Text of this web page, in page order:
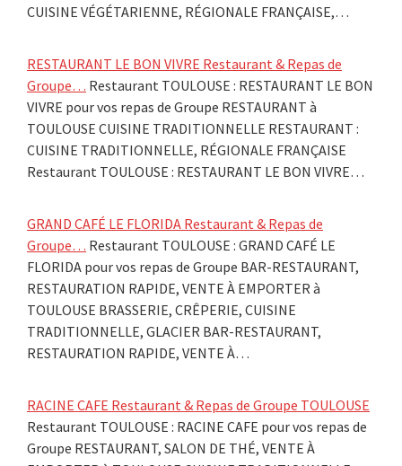
CUISINE VÉGÉTARIENNE, RÉGIONALE FRANÇAISE,…
RESTAURANT LE BON VIVRE Restaurant & Repas de
Groupe… Restaurant TOULOUSE : RESTAURANT LE BON
VIVRE pour vos repas de Groupe RESTAURANT à
TOULOUSE CUISINE TRADITIONNELLE RESTAURANT :
CUISINE TRADITIONNELLE, RÉGIONALE FRANÇAISE
Restaurant TOULOUSE : RESTAURANT LE BON VIVRE…
GRAND CAFÉ LE FLORIDA Restaurant & Repas de
Groupe… Restaurant TOULOUSE : GRAND CAFÉ LE
FLORIDA pour vos repas de Groupe BAR-RESTAURANT,
RESTAURATION RAPIDE, VENTE À EMPORTER à
TOULOUSE BRASSERIE, CRÊPERIE, CUISINE
TRADITIONNELLE, GLACIER BAR-RESTAURANT,
RESTAURATION RAPIDE, VENTE À…
RACINE CAFE Restaurant & Repas de Groupe TOULOUSE
Restaurant TOULOUSE : RACINE CAFE pour vos repas de
Groupe RESTAURANT, SALON DE THÉ, VENTE À